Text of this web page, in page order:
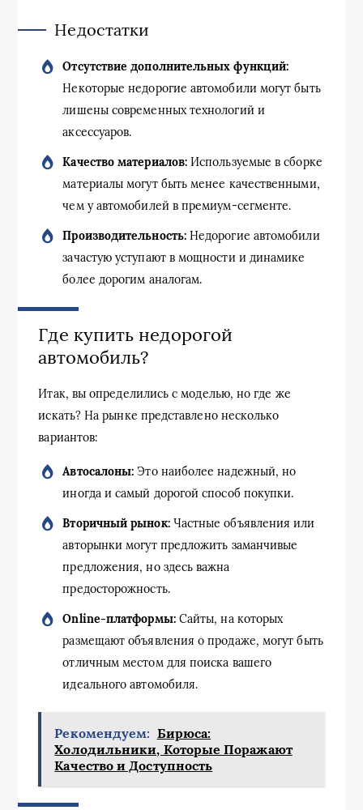
Недостатки
Отсутствие дополнительных функций:
Некоторые недорогие автомобили могут быть
лишены современных технологий и
аксессуаров.
Качество материалов: Используемые в сборке
материалы могут быть менее качественными,
чем у автомобилей в премиум-сегменте.
Производительность:Недорогие автомобили
зачастую уступают в мощности и динамике
более дорогим аналогам.
Где купить недорогой
автомобиль?
Итак, вы определились с моделью, но где же
искать? На рынке представлено несколько
вариантов:
Автосалоны: Это наиболее надежный, но
иногда и самый дорогой способ покупки.
Вторичный рынок:Частные объявления или
авторынки могут предложить заманчивые
предложения, но здесь важна
предосторожность.
Online-платформы:Сайты, на которых
размещают объявления о продаже, могут быть
отличным местом для поиска вашего
идеального автомобиля.
Рекомендуем: Бирюса:
Холодильники, Которые Поражают
Качество и Доступность